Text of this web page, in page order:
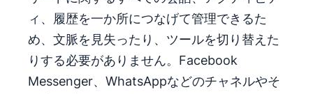
ィ、履歴を一か所につなげて管理できるた
め、文脈を見失ったり、ツールを切り替えた
りする必要がありません。Facebook
Messenger、WhatsAppなどのチャネルやそ